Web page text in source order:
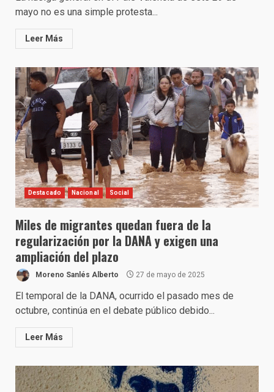
mayo no es una simple protesta...
Leer Más
Destacado Nacional Social
Miles de migrantes quedan fuera de la
regularización por la DANA y exigen una
ampliación del plazo
Moreno Sanlés Alberto 27 de mayo de 2025
El temporal de la DANA, ocurrido el pasado mes de
octubre, continúa en el debate público debido...
Leer Más